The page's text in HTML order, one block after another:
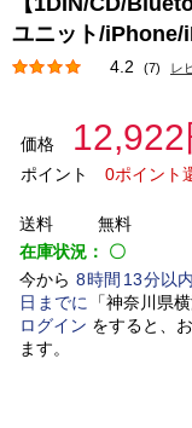
ユニット/iPhone/
4.2 (7) レ
価格 12,922
ポイント
0ポイント
送料
無料
在庫状況： 〇
今から 8時間 13分以内
日 までに 「神奈川県
ログイン をすると、
ます。